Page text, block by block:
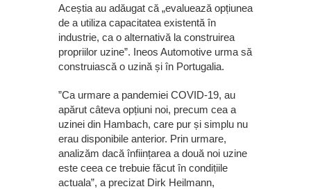
Aceștia au adăugat că „evaluează opțiunea
de a utiliza capacitatea existentă în
industrie, ca o alternativă la construirea
propriilor uzine”. Ineos Automotive urma să
construiască o uzină și în Portugalia.
”Ca urmare a pandemiei COVID-19, au
apărut câteva opțiuni noi, precum cea a
uzinei din Hambach, care pur și simplu nu
erau disponibile anterior. Prin urmare,
analizăm dacă înființarea a două noi uzine
este ceea ce trebuie făcut în condițiile
actuala”, a precizat Dirk Heilmann,